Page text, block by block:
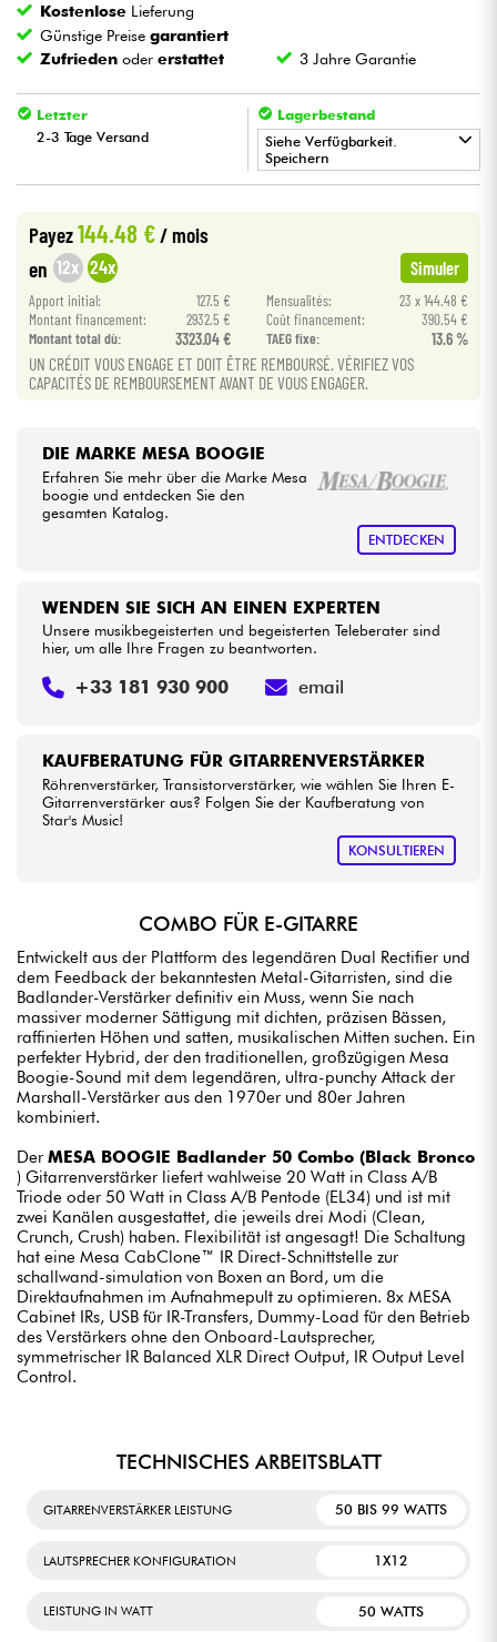
Blasinstrumente
Kinder
HiFi
Bundle
Sehen Sie sich unsere Marken an
Kostenlose Lieferung
Günstige Preisegarantiert
Zufrieden odererstattet 3 Jahre Garantie
Letzter
2-3 Tage Versand
Lagerbestand
Siehe Verfügbarkeit.
Speichern
Payez144.48 € / mois
en 12x 24x Simuler
Apport initial: 127.5 € Mensualités:
23 x 144.48 €
Montant financement:
2932.5 € Coût financement:
390.54 €
Montant total dù:
3323.04 € TAEG fixe: 13.6 %
UN CRÉDIT VOUS ENGAGE ET DOIT ÊTRE REMBOURSÉ. VÉRIFIEZ VOS
CAPACITÉS DE REMBOURSEMENT AVANT DE VOUS ENGAGER.
DIE MARKE MESA BOOGIE
Erfahren Sie mehr über die Marke Mesa
boogie und entdecken Sie den
gesamten Katalog.
ENTDECKEN
KAUFBERATUNG FÜR GITARRENVERSTÄRKER
Röhrenverstärker, Transistorverstärker, wie wählen Sie Ihren E-
Gitarrenverstärker aus? Folgen Sie der Kaufberatung von
Star's Music!
KONSULTIEREN
WENDEN SIE SICH AN EINEN EXPERTEN
Unsere musikbegeisterten und begeisterten Teleberater sind
hier, um alle Ihre Fragen zu beantworten.
+33 181 930 900 email
COMBO FÜR E-GITARRE
Entwickelt aus der Plattform des legendären Dual Rectifier und
dem Feedback der bekanntesten Metal-Gitarristen, sind die
Badlander-Verstärker definitiv ein Muss, wenn Sie nach
massiver moderner Sättigung mit dichten, präzisen Bässen,
raffinierten Höhen und satten, musikalischen Mitten suchen. Ein
perfekter Hybrid, der den traditionellen, großzügigen Mesa
Boogie-Sound mit dem legendären, ultra-punchy Attack der
Marshall-Verstärker aus den 1970er und 80er Jahren
kombiniert.
Der MESA BOOGIE Badlander 50 Combo (Black Bronco
) Gitarrenverstärker liefert wahlweise 20 Watt in Class A/B
Triode oder 50 Watt in Class A/B Pentode (EL34) und ist mit
zwei Kanälen ausgestattet, die jeweils drei Modi (Clean,
Crunch, Crush) haben. Flexibilität ist angesagt! Die Schaltung
hat eine Mesa CabClone™ IR Direct-Schnittstelle zur
schallwand-simulation von Boxen an Bord, um die
Direktaufnahmen im Aufnahmepult zu optimieren. 8x MESA
Cabinet IRs, USB für IR-Transfers, Dummy-Load für den Betrieb
des Verstärkers ohne den Onboard-Lautsprecher,
symmetrischer IR Balanced XLR Direct Output, IR Output Level
Control.
TECHNISCHES ARBEITSBLATT
GITARRENVERSTÄRKER LEISTUNG 50 BIS 99 WATTS
LAUTSPRECHER KONFIGURATION 1X12
LEISTUNG IN WATT 50 WATTS